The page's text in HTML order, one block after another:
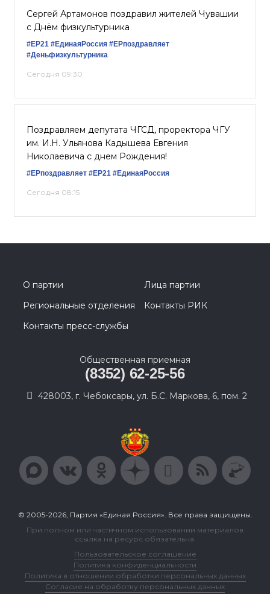
Сергей Артамонов поздравил жителей Чувашии
с Днём физкультурника
#ЕР21 #ЕдинаяРоссия #ЕРпоздравляет
#Деньфизкультурника
Сегодня 09:30
Поздравляем депутата ЧГСД, проректора ЧГУ
им. И.Н. Ульянова Кадышева Евгения
Николаевича с днем Рождения!
#ЕРпоздравляет #ЕР21 #ЕдинаяРоссия
Сегодня 08:15
О партии
Лица партии
Региональные отделения
Контакты РИК
Контакты пресс-службы
Общественная приемная
(8352) 62-25-56
428003, г. Чебоксары, ул. Б.С. Маркова, 6, пом. 2
© 2005-2026, Партия «Единая Россия». Все права защищены.
При полном или частичном использовании материалов
ссылка на ресурс обязательна.
Пользовательское соглашение
Политика конфиденциальности
Политика в отношении обработки персональных данных
Согласие на обработку персональных данных